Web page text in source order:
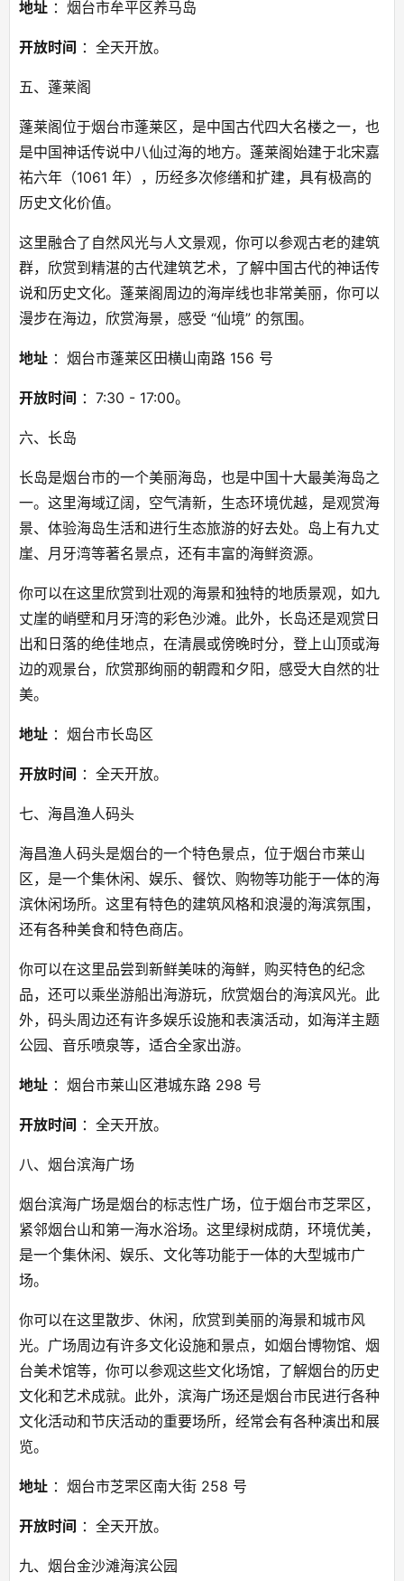
地址 ：烟台市牟平区养马岛
开放时间 ：全天开放。
五、蓬莱阁
蓬莱阁位于烟台市蓬莱区，是中国古代四大名楼之一，也
是中国神话传说中八仙过海的地方。蓬莱阁始建于北宋嘉
祐六年（1061 年），历经多次修缮和扩建，具有极高的
历史文化价值。
这里融合了自然风光与人文景观，你可以参观古老的建筑
群，欣赏到精湛的古代建筑艺术，了解中国古代的神话传
说和历史文化。蓬莱阁周边的海岸线也非常美丽，你可以
漫步在海边，欣赏海景，感受 “仙境” 的氛围。
地址 ：烟台市蓬莱区田横山南路 156 号
开放时间 ：7:30 - 17:00。
六、长岛
长岛是烟台市的一个美丽海岛，也是中国十大最美海岛之
一。这里海域辽阔，空气清新，生态环境优越，是观赏海
景、体验海岛生活和进行生态旅游的好去处。岛上有九丈
崖、月牙湾等著名景点，还有丰富的海鲜资源。
你可以在这里欣赏到壮观的海景和独特的地质景观，如九
丈崖的峭壁和月牙湾的彩色沙滩。此外，长岛还是观赏日
出和日落的绝佳地点，在清晨或傍晚时分，登上山顶或海
边的观景台，欣赏那绚丽的朝霞和夕阳，感受大自然的壮
美。
地址 ：烟台市长岛区
开放时间 ：全天开放。
七、海昌渔人码头
海昌渔人码头是烟台的一个特色景点，位于烟台市莱山
区，是一个集休闲、娱乐、餐饮、购物等功能于一体的海
滨休闲场所。这里有特色的建筑风格和浪漫的海滨氛围，
还有各种美食和特色商店。
你可以在这里品尝到新鲜美味的海鲜，购买特色的纪念
品，还可以乘坐游船出海游玩，欣赏烟台的海滨风光。此
外，码头周边还有许多娱乐设施和表演活动，如海洋主题
公园、音乐喷泉等，适合全家出游。
地址 ：烟台市莱山区港城东路 298 号
开放时间 ：全天开放。
八、烟台滨海广场
烟台滨海广场是烟台的标志性广场，位于烟台市芝罘区，
紧邻烟台山和第一海水浴场。这里绿树成荫，环境优美，
是一个集休闲、娱乐、文化等功能于一体的大型城市广
场。
你可以在这里散步、休闲，欣赏到美丽的海景和城市风
光。广场周边有许多文化设施和景点，如烟台博物馆、烟
台美术馆等，你可以参观这些文化场馆，了解烟台的历史
文化和艺术成就。此外，滨海广场还是烟台市民进行各种
文化活动和节庆活动的重要场所，经常会有各种演出和展
览。
地址 ：烟台市芝罘区南大街 258 号
开放时间 ：全天开放。
九、烟台金沙滩海滨公园